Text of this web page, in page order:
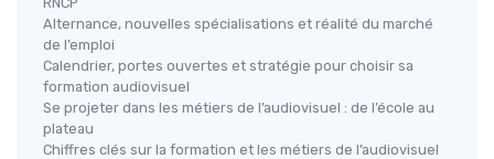
Alternance, nouvelles spécialisations et réalité du marché
de l’emploi
Calendrier, portes ouvertes et stratégie pour choisir sa
formation audiovisuel
Se projeter dans les métiers de l’audiovisuel : de l’école au
plateau
Chiffres clés sur la formation et les métiers de l’audiovisuel